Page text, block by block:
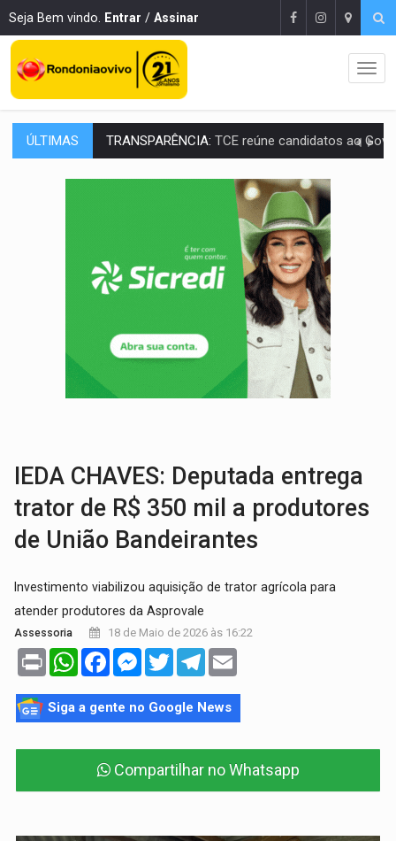
Seja Bem vindo. Entrar / Assinar
ÚLTIMAS ELAS DECIDEM:Mulheres são maioria e representam 52% do eleitorado de
NO CARRO:Homem é preso com pistola 9mm durante abordagem da Força
Pai do 'Xandy Motocross' morre em
Motorista de caminhonete morre preso às ferragens em colisão
LAZER:Seis lugares gratuitos para aproveitar o fim de semana
FTICCO e Força Tática prendem membro do CV com arma e drogas
INCLUSÃO:Prefeitura fortalece parceria com a APAE para ampliar ações
DEFESA: Exército testa inovações no combate a drones durante
IEDA CHAVES: Deputada entrega
trator de R$ 350 mil a produtores
de União Bandeirantes
Investimento viabilizou aquisição de trator agrícola para
atender produtores da Asprovale
Assessoria 18 de Maio de 2026 às 16:22
Print WhatsAppFacebookMessenger
TwitterTelegram
Siga a gente no Google News
Compartilhar no Whatsapp